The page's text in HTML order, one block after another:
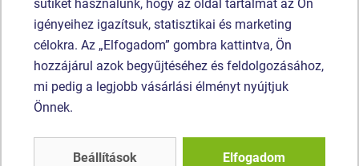
horganyzottak vagy rozsdamentes acélból készülnek.
Hasonlótermék
Termék - SM126-136
136 Lábnyújtás -
Húzások ülve
sütiket használunk, hogy az oldal tartalmát az Ön
igényeihez igazítsuk, statisztikai és marketing
célokra. Az „Elfogadom” gombra kattintva, Ön
hozzájárul azok begyűjtéséhez és feldolgozásához,
mi pedig a legjobb vásárlási élményt nyújtjuk
Önnek.
Beállítások Elfogadom